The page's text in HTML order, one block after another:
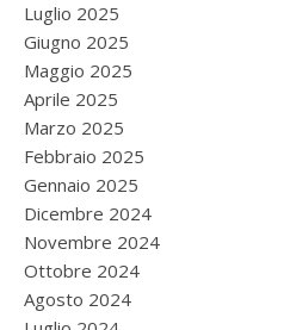
Luglio 2025
Giugno 2025
Maggio 2025
Aprile 2025
Marzo 2025
Febbraio 2025
Gennaio 2025
Dicembre 2024
Novembre 2024
Ottobre 2024
Agosto 2024